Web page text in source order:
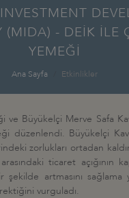
(MIDA) - DEİK İLE
YEMEĞİ
Ana Sayfa Etkinlikler
Büyükelçi Merve Safa
düzenlendi. Büyükelçi
zorlukları ortadan
ticaret açığının
artmasını sağlama
vurguladı.